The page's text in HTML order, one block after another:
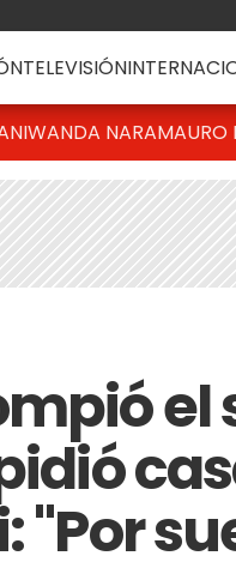
TELEVISIÓN
WANDA NARAMAURO
el
"Por